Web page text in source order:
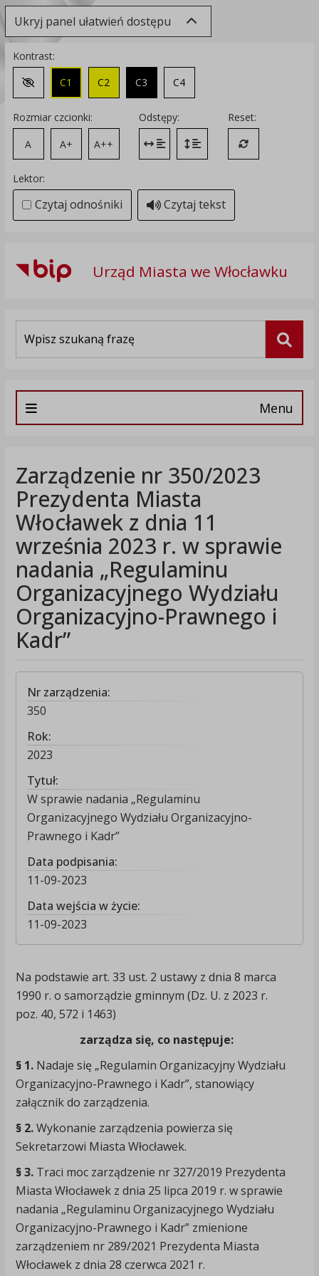
Ukryj panel ułatwień dostępu
Kontrast:
Zmień kontrast na domyślny
C1 C2 C3 C4
Rozmiar czcionki:
A
A+ A++
Odstępy:
Zmień odstęp między literami
Zmień interlinię i margines
Reset:
Przywróć
Lektor:
Czytaj odnośniki Czytaj tekst
Urząd Miasta we Włocławku
Menu
Zarządzenie nr 350/2023
Prezydenta Miasta
Włocławek z dnia 11
września 2023 r. w sprawie
nadania „Regulaminu
Organizacyjnego Wydziału
Organizacyjno-Prawnego i
Kadr”
Nr zarządzenia:
350
Rok:
2023
Tytuł:
W sprawie nadania „Regulaminu
Organizacyjnego Wydziału Organizacyjno-
Prawnego i Kadr”
Data podpisania:
11-09-2023
Data wejścia w życie:
11-09-2023
Na podstawie art. 33 ust. 2 ustawy z dnia 8 marca
1990 r. o samorządzie gminnym (Dz. U. z 2023 r.
poz. 40, 572 i 1463)
zarządza się, co następuje:
§ 1. Nadaje się „Regulamin Organizacyjny Wydziału
Organizacyjno-Prawnego i Kadr”, stanowiący
załącznik do zarządzenia.
§ 2.Wykonanie zarządzenia powierza się
Sekretarzowi Miasta Włocławek.
§ 3. Traci moc zarządzenie nr 327/2019 Prezydenta
Miasta Włocławek z dnia 25 lipca 2019 r. w sprawie
nadania „Regulaminu Organizacyjnego Wydziału
Organizacyjno-Prawnego i Kadr” zmienione
zarządzeniem nr 289/2021 Prezydenta Miasta
Włocławek z dnia 28 czerwca 2021 r.